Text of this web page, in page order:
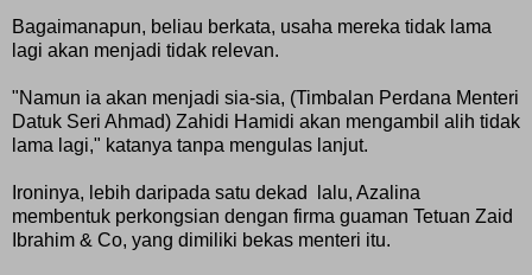
Bagaimanapun, beliau berkata, usaha mereka tidak lama
lagi akan menjadi tidak relevan.
"Namun ia akan menjadi sia-sia, (Timbalan Perdana Menteri
Datuk Seri Ahmad) Zahidi Hamidi akan mengambil alih tidak
lama lagi," katanya tanpa mengulas lanjut.
Ironinya, lebih daripada satu dekad lalu, Azalina
membentuk perkongsian dengan firma guaman Tetuan Zaid
Ibrahim & Co, yang dimiliki bekas menteri itu.